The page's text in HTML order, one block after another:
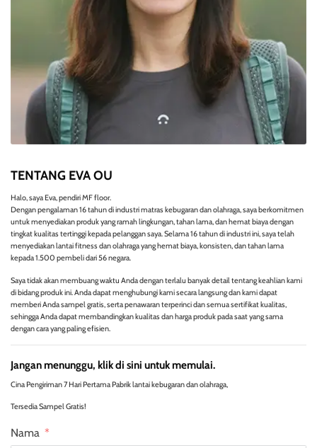
TENTANG EVA OU
Halo, saya Eva, pendiri MF floor.
Dengan pengalaman 16 tahun di industri matras kebugaran dan olahraga, saya berkomitmen
untuk menyediakan produk yang ramah lingkungan, tahan lama, dan hemat biaya dengan
tingkat kualitas tertinggi kepada pelanggan saya. Selama 16 tahun di industri ini, saya telah
menyediakan lantai fitness dan olahraga yang hemat biaya, konsisten, dan tahan lama
kepada 1.500 pembeli dari 56 negara.
Saya tidak akan membuang waktu Anda dengan terlalu banyak detail tentang keahlian kami
di bidang produk ini. Anda dapat menghubungi kami secara langsung dan kami dapat
memberi Anda sampel gratis, serta penawaran terperinci dan semua sertifikat kualitas,
sehingga Anda dapat membandingkan kualitas dan harga produk pada saat yang sama
dengan cara yang paling efisien.
Jangan menunggu, klik di sini untuk memulai.
Cina Pengiriman 7 Hari Pertama Pabrik lantai kebugaran dan olahraga,
Tersedia Sampel Gratis!
Nama